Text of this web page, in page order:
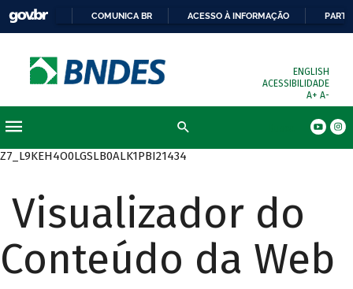
COMUNICA BR ACESSO À INFORMAÇÃO
ENGLISH
ACESSIBILIDADE
A+ A-
Z7_L9KEH4O0LGSLB0ALK1PBI21434
Visualizador do
Conteúdo da Web